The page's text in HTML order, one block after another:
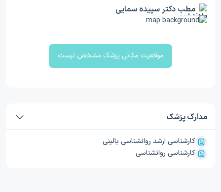
مطب دکتر سپیده سمایی
موقعیت مکانی پزشک مشخص نیست
مدارک پزشک
کارشناسی ارشد روانشناسی بالینی
کارشناسی روانشناسی